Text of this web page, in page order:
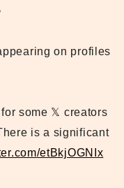
on profiles
some 𝕏 creators
is a significant
etBkjOGNIx